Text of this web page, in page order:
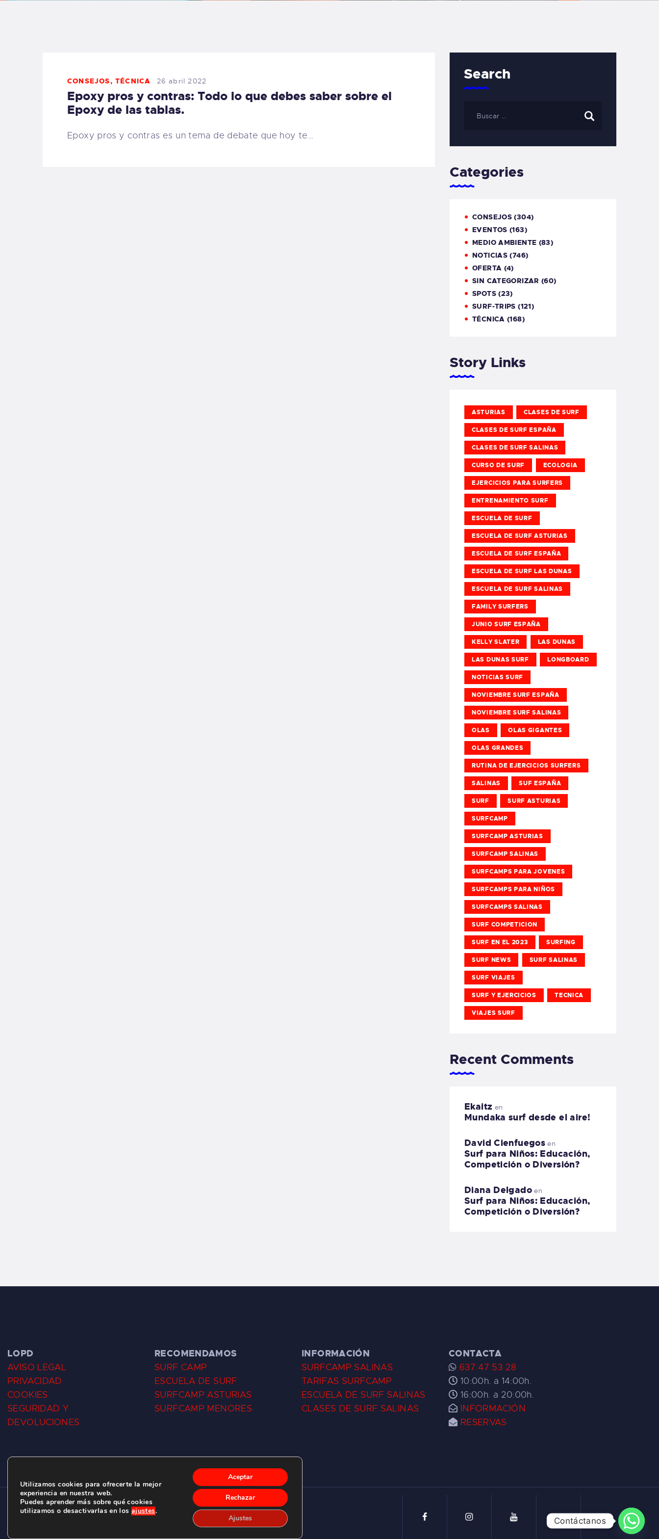
CARRITO
TIENDA FAMILY
CONSEJOS,TÉCNICA 26 abril 2022
Epoxy pros y contras: Todo lo que debes saber sobre el
Epoxy de las tablas.
Epoxy pros y contras es un tema de debate que hoy te…
Search
Categories
CONSEJOS (304)
EVENTOS (163)
MEDIO AMBIENTE (83)
NOTICIAS (746)
OFERTA (4)
SIN CATEGORIZAR (60)
SPOTS(23)
SURF-TRIPS (121)
TÉCNICA (168)
Story Links
ASTURIAS CLASES DE SURF
CLASES DE SURF ESPAÑA
CLASES DE SURF SALINAS
CURSO DE SURF ECOLOGIA
EJERCICIOS PARA SURFERS
ENTRENAMIENTO SURF
ESCUELA DE SURF
ESCUELA DE SURF ASTURIAS
ESCUELA DE SURF ESPAÑA
ESCUELA DE SURF LAS DUNAS
ESCUELA DE SURF SALINAS
FAMILY SURFERS
JUNIO SURF ESPAÑA
KELLY SLATER LAS DUNAS
LAS DUNAS SURF LONGBOARD
NOTICIAS SURF
NOVIEMBRE SURF ESPAÑA
NOVIEMBRE SURF SALINAS
OLAS OLAS GIGANTES
OLAS GRANDES
RUTINA DE EJERCICIOS SURFERS
SALINAS SUF ESPAÑA
SURF SURF ASTURIAS
SURFCAMP
SURFCAMP ASTURIAS
SURFCAMP SALINAS
SURFCAMPS PARA JOVENES
SURFCAMPS PARA NIÑOS
SURFCAMPS SALINAS
SURF COMPETICION
SURF EN EL 2023 SURFING
SURF NEWS SURF SALINAS
SURF VIAJES
SURF Y EJERCICIOS TECNICA
VIAJES SURF
Recent Comments
Ekaitz en
Mundaka surf desde el aire!
David Cienfuegos en
Surf para Niños: Educación,
Competición o Diversión?
Diana Delgadoen
Surf para Niños: Educación,
Competición o Diversión?
LOPD
AVISO LEGAL
PRIVACIDAD
COOKIES
SEGURIDAD Y
DEVOLUCIONES
RECOMENDAMOS
SURF CAMP
ESCUELA DE SURF
SURFCAMP ASTURIAS
SURFCAMP MENORES
INFORMACIÓN
SURFCAMP SALINAS
TARIFAS SURFCAMP
ESCUELA DE SURF SALINAS
CLASES DE SURF SALINAS
CONTACTA
637 47 53 28
10:00h. a 14:00h.
16:00h. a 20:00h.
INFORMACIÓN
RESERVAS
CLUB DE SURF LAS DUNAS ©2026.
C/ BERNARDO ÁLVAREZ GALAN 1, SALINAS (ASTURIAS)
Utilizamos cookies para ofrecerte la mejor
experiencia en nuestra web.
Puedes aprender más sobre qué cookies
utilizamos o desactivarlas en los ajustes.
Aceptar
Rechazar
Ajustes Contáctanos